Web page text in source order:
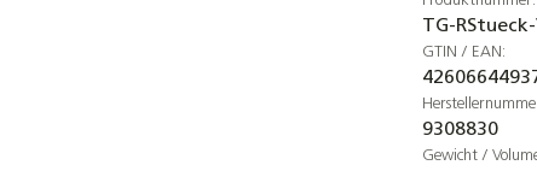
5,80 €
2,20 €
TG-
GTIN / EAN:
9308830
Gewicht /